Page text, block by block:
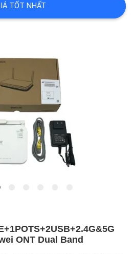
TỐT NHẤT
ONT Dual Band